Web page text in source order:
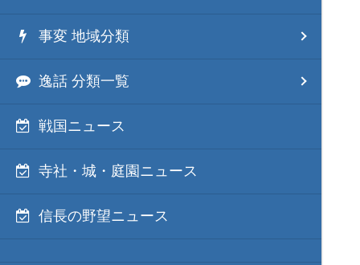
事変 地域分類
逸話 分類一覧
戦国ニュース
寺社・城・庭園ニュース
信長の野望ニュース